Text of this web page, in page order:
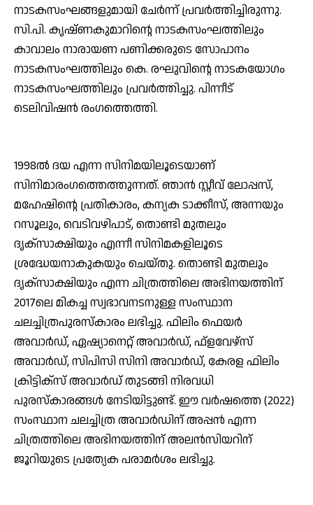
നാടകസംഘങ്ങളുമായി ചേര്‍ന്ന് പ്രവര്‍ത്തിച്ചിരുന്നു.
സി.പി. കൃഷ്ണകുമാറിന്റെ നാടകസംഘത്തിലും
കാവാലം നാരായണ പണിക്കരുടെ സോപാനം
നാടകസംഘത്തിലും കെ. രഘുവിന്റെ നാടകയോഗം
നാടകസംഘത്തിലും പ്രവര്‍ത്തിച്ചു. പിന്നീട്
ടെലിവിഷന്‍ രംഗത്തെത്തി.
1998ല്‍ ദയ എന്ന സിനിമയിലൂടെയാണ്
സിനിമാരംഗത്തെത്തുന്നത്. ഞാന്‍ സ്റ്റീവ് ലോപ്പസ്,
മഹേഷിന്റെ പ്രതികാരം, കന്യക ടാക്കീസ്, അന്നയും
റസൂലും, വെടിവഴിപാട്, തൊണ്ടി മുതലും
ദൃക്‌സാക്ഷിയും എന്നീ സിനിമകളിലൂടെ
ശ്രദ്ധേയനാകുകയും ചെയ്തു. തൊണ്ടി മുതലും
ദൃക്‌സാക്ഷിയും എന്ന ചിത്രത്തിലെ അഭിനയത്തിന്
2017ലെ മികച്ച സ്വഭാവനടനുള്ള സംസ്ഥാന
ചലച്ചിത്രപുരസ്‌കാരം ലഭിച്ചു. ഫിലിം ഫെയര്‍
അവാര്‍ഡ്, ഏഷ്യാനെറ്റ് അവാര്‍ഡ്, ഫ്‌ളവേഴ്‌സ്
അവാര്‍ഡ്, സിപിസി സിനി അവാര്‍ഡ്, കേരള ഫിലിം
ക്രിട്ടിക്സ് അവാര്‍ഡ് തുടങ്ങി നിരവധി
പുരസ്‌കാരങ്ങള്‍ നേടിയിട്ടുണ്ട്. ഈ വര്‍ഷത്തെ (2022)
സംസ്ഥാന ചലച്ചിത്ര അവാര്‍ഡിന് അപ്പന്‍ എന്ന
ചിത്രത്തിലെ അഭിനയത്തിന് അലന്‍സിയറിന്
ജൂറിയുടെ പ്രത്യേക പരാമര്‍ശം ലഭിച്ചു.